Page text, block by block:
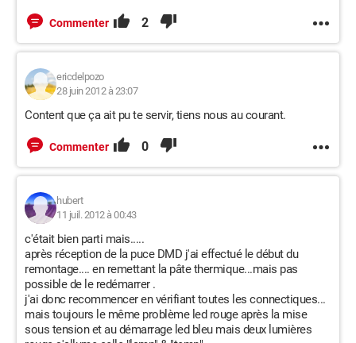
Commenter 2
ericdelpozo
28 juin 2012 à 23:07
Content que ça ait pu te servir, tiens nous au courant.
Commenter 0
hubert
11 juil. 2012 à 00:43
c'était bien parti mais.....
après réception de la puce DMD j'ai effectué le début du
remontage.... en remettant la pâte thermique...mais pas
possible de le redémarrer .
j'ai donc recommencer en vérifiant toutes les connectiques...
mais toujours le même problème led rouge après la mise
sous tension et au démarrage led bleu mais deux lumières